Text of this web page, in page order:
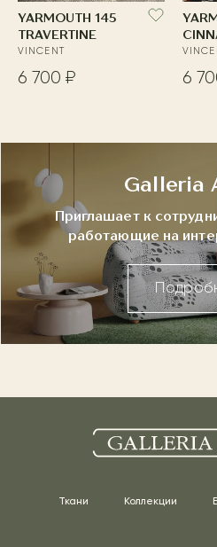
YARMOUTH 145
TRAVERTINE
VINCENT
6 700 ₽ 6
Galleria
Приглашает к
работающие на
Ткани Коллекции